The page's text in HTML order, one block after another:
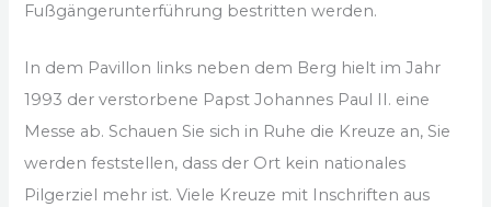
Fußgängerunterführung bestritten werden.
In dem Pavillon links neben dem Berg hielt im Jahr
1993 der verstorbene Papst Johannes Paul II. eine
Messe ab. Schauen Sie sich in Ruhe die Kreuze an, Sie
werden feststellen, dass der Ort kein nationales
Pilgerziel mehr ist. Viele Kreuze mit Inschriften aus